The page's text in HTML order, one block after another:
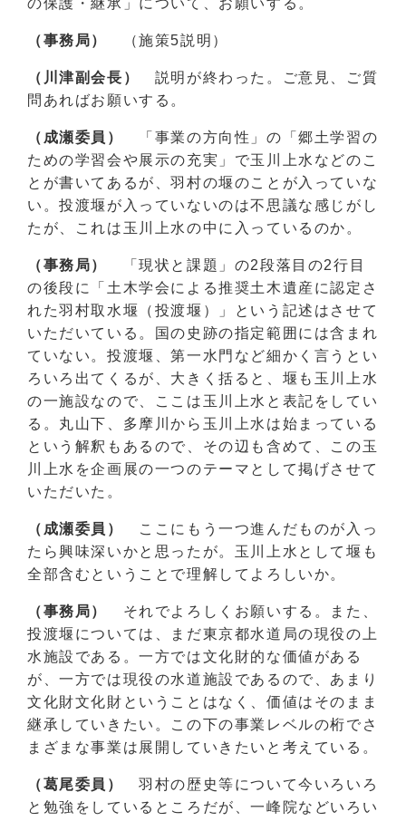
の保護・継承」について、お願いする。
（事務局） （施策5説明）
（川津副会長）
説明が終わった。ご意見、ご質
問あればお願いする。
（成瀬委員）
「事業の方向性」の「郷土学習の
ための学習会や展示の充実」で玉川上水などのこ
とが書いてあるが、羽村の堰のことが入っていな
い。投渡堰が入っていないのは不思議な感じがし
たが、これは玉川上水の中に入っているのか。
（事務局）
「現状と課題」の2段落目の2行目
の後段に「土木学会による推奨土木遺産に認定さ
れた羽村取水堰（投渡堰）」という記述はさせて
いただいている。国の史跡の指定範囲には含まれ
ていない。投渡堰、第一水門など細かく言うとい
ろいろ出てくるが、大きく括ると、堰も玉川上水
の一施設なので、ここは玉川上水と表記をしてい
る。丸山下、多摩川から玉川上水は始まっている
という解釈もあるので、その辺も含めて、この玉
川上水を企画展の一つのテーマとして掲げさせて
いただいた。
（成瀬委員）
ここにもう一つ進んだものが入っ
たら興味深いかと思ったが。玉川上水として堰も
全部含むということで理解してよろしいか。
（事務局）
それでよろしくお願いする。また、
投渡堰については、まだ東京都水道局の現役の上
水施設である。一方では文化財的な価値がある
が、一方では現役の水道施設であるので、あまり
文化財文化財ということはなく、価値はそのまま
継承していきたい。この下の事業レベルの桁でさ
まざまな事業は展開していきたいと考えている。
（葛尾委員）
羽村の歴史等について今いろいろ
と勉強をしているところだが、一峰院などいろい